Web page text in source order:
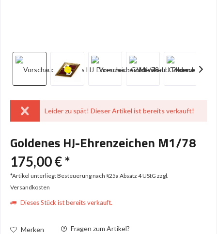
Leider zu spät! Dieser Artikel ist bereits verkauft!
Goldenes HJ-Ehrenzeichen M1/78
175,00 € *
*Artikel unterliegt Besteuerung nach §25a Absatz 4 UStG zzgl.
Versandkosten
Dieses Stück ist bereits verkauft.
Merken Fragen zum Artikel?